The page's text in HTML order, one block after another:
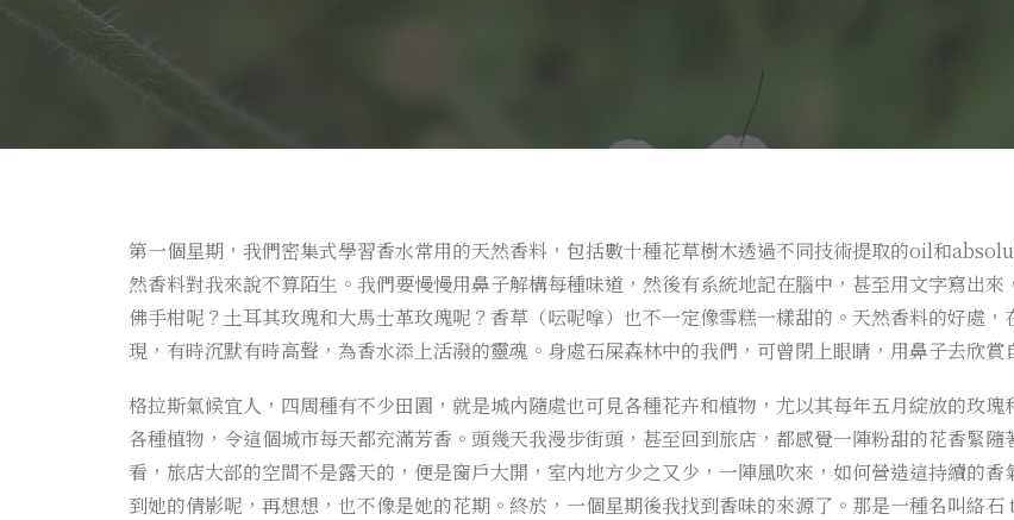
第一個星期，我們密集式學習香水常用的天然香料，包括數十種花草樹木透過不同技術提取的oil和
然香料對我來說不算陌生。我們要慢慢用鼻子解構每種味道，然後有系統地記在腦中，甚至用文字寫出
佛手柑呢？土耳其玫瑰和大馬士革玫瑰呢？香草（呍呢嗱）也不一定像雪糕一樣甜的。天然香料的好處
現，有時沉默有時高聲，為香水添上活潑的靈魂。身處石屎森林中的我們，可曾閉上眼睛，用鼻子去欣賞
格拉斯氣候宜人，四周種有不少田園，就是城內隨處也可見各種花卉和植物，尤以其每年五月綻放的玫
各種植物，令這個城市每天都充滿芳香。頭幾天我漫步街頭，甚至回到旅店，都感覺一陣粉甜的花香緊
看，旅店大部的空間不是露天的，便是窗戶大開，室內地方少之又少，一陣風吹來，如何營造這持續的
到她的倩影呢，再想想，也不像是她的花期。終於，一個星期後我找到香味的來源了。那是一種名叫